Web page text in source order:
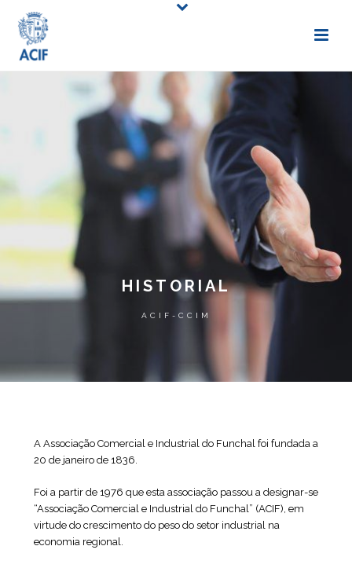
HISTORIAL
ACIF-CCIM
A Associação Comercial e Industrial do Funchal foi fundada a
20 de janeiro de 1836.
Foi a partir de 1976 que esta associação passou a designar-se
“Associação Comercial e Industrial do Funchal” (ACIF), em
virtude do crescimento do peso do setor industrial na
economia regional.